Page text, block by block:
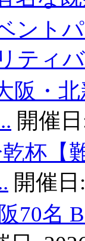
ント
ティ
阪・
開催
乾杯【
開催
70名